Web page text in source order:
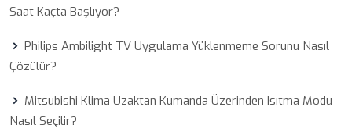
Saat Kaçta Başlıyor?
Philips Ambilight TV Uygulama Yüklenmeme Sorunu Nasıl
Çözülür?
Mitsubishi Klima Uzaktan Kumanda Üzerinden Isıtma Modu
Nasıl Seçilir?